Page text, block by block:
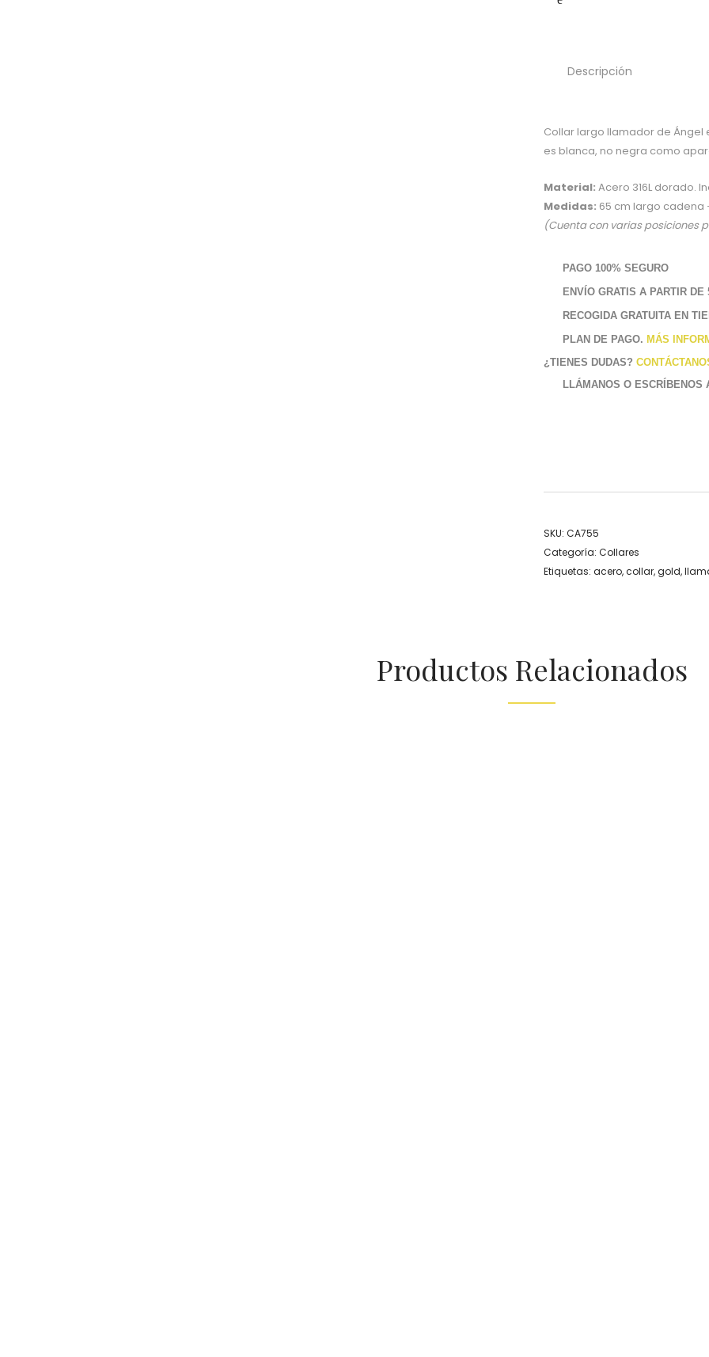
Descripción
Collar largo llamador de Ángel
es blanca, no negra como
Material: Acero 316L dorado.
Medidas: 65 cm largo cadena
(Cuenta con varias posiciones
PAGO 100% SEGURO
ENVÍO GRATIS A PARTIR DE
RECOGIDA GRATUITA EN
PLAN DE PAGO. MÁS
¿TIENES DUDAS?
LLÁMANOS O ESCRÍBENOS
SKU: CA755
Categoría: Collares
Etiquetas: acero,collar,gold,
Productos Relacionados